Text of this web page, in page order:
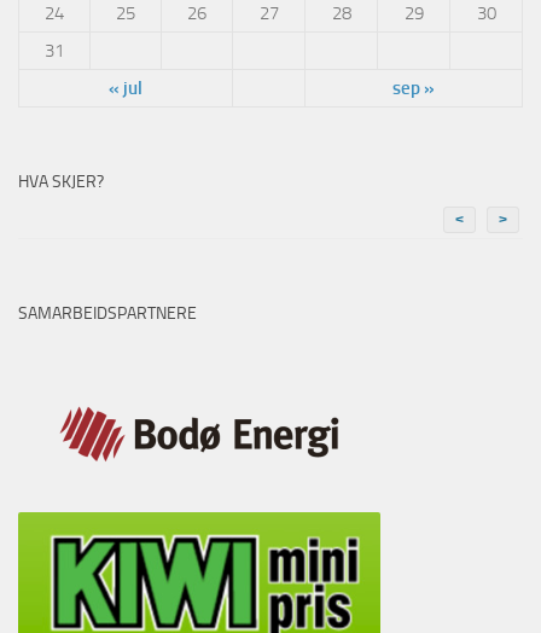
24
25 26 27 28 29
30
31
« jul
sep »
HVA SKJER?
< >
SAMARBEIDSPARTNERE